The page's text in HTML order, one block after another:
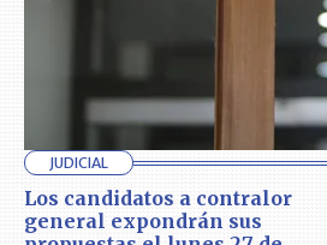
JUDICIAL
Los candidatos a contralor
general expondrán sus